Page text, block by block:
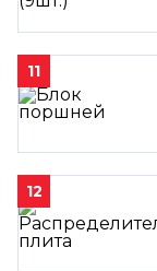
11
12